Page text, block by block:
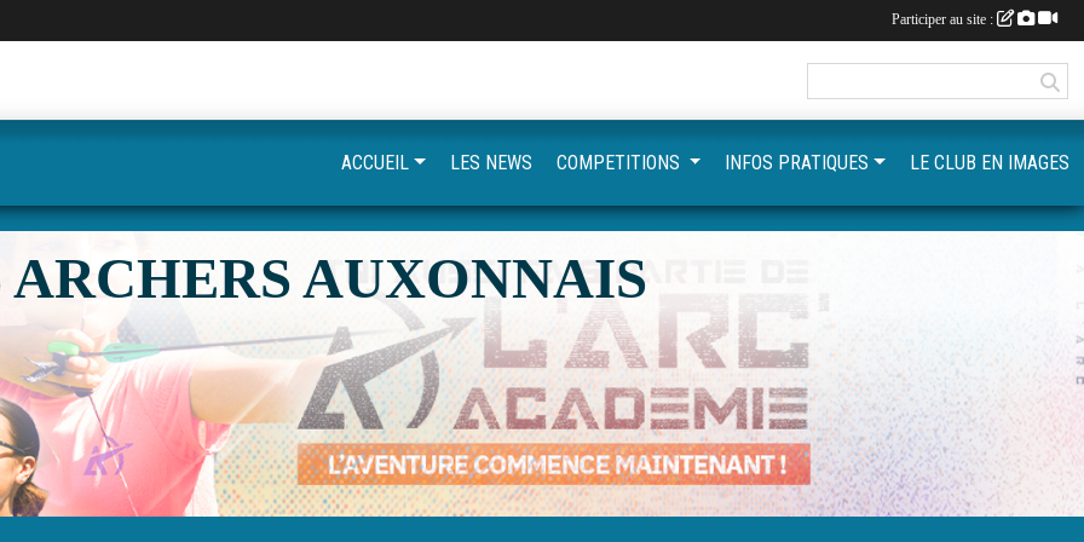
ARCHERS AUXONNAIS
ACCUEIL LES NEWS COMPETITIONS INFOS PRATIQUES LE CLUB EN IMAGES
Participer au site :